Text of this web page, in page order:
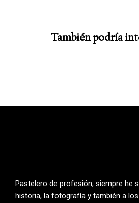
También podría
Pastelero de profesión, siempre he
historia, la fotografía y también a